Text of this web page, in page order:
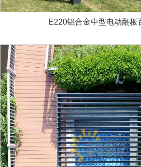
E220铝合金中型电动翻板